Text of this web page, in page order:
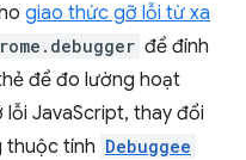
giao thức gỡ lỗi từ xa
để đính
để đo lường hoạt
JavaScript, thay đổi
thuộc tính Debuggee